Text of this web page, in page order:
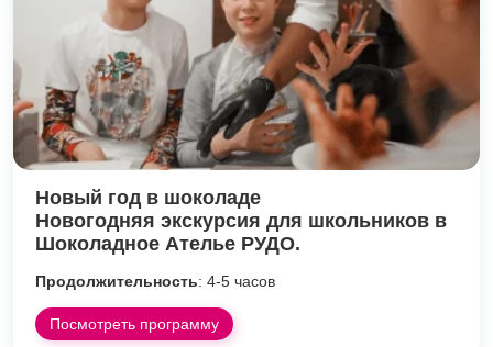
Новый год в шоколаде
Новогодняя экскурсия для школьников в
Шоколадное Ателье РУДО.
Продолжительность: 4-5 часов
Посмотреть программу